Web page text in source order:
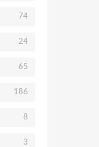
74
24
65
186
8
3